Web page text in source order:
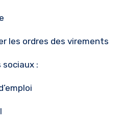
les ordres des virements
: